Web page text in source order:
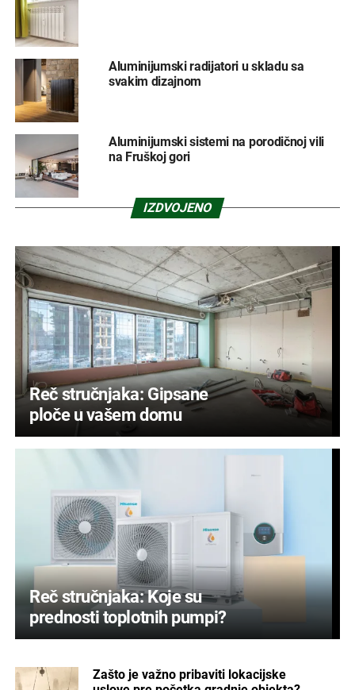
Aluminijumski radijatori u skladu sa
svakim dizajnom
Aluminijumski sistemi na porodičnoj vili
na Fruškoj gori
IZDVOJENO
Reč stručnjaka: Gipsane
ploče u vašem domu
Reč stručnjaka: Koje su
prednosti toplotnih pumpi?
Zašto je važno pribaviti lokacijske